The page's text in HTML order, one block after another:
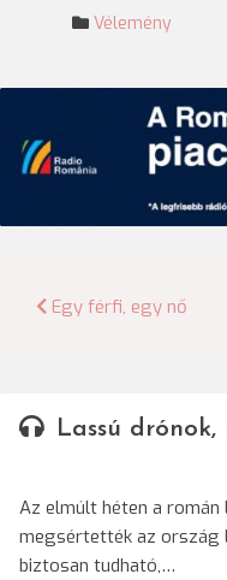
Vélemény
Bejegyzés
Egy férfi, egy nő
Lassú
Az elmúlt héten a
megsértették az ország
biztosan tudható,…